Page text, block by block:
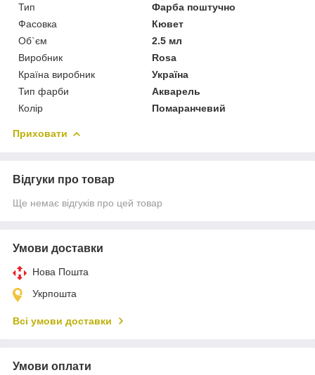
Тип
Фарба поштучно
Фасовка
Кювет
Об`єм
2.5 мл
Виробник
Rosa
Країна виробник
Україна
Тип фарби
Акварель
Колір
Помаранчевий
Приховати
Відгуки про товар
Ще немає відгуків про цей товар
Умови доставки
Нова Пошта
Укрпошта
Всі умови доставки
Умови оплати